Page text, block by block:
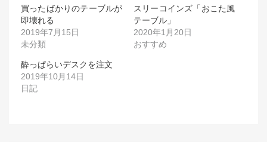
買ったばかりのテーブルが
即壊れる
2019年7月15日
未分類
スリーコインズ「おこた風
テーブル」
2020年1月20日
おすすめ
酔っぱらいデスクを注文
2019年10月14日
日記